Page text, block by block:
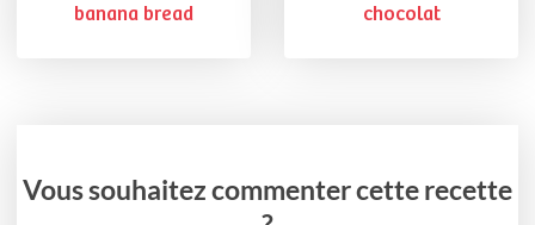
banana bread
chocolat
Vous souhaitez commenter cette recette